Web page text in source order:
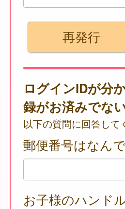
ログインIDが分
録がお済みでな
以下の質問に回答して
郵便番号はなん
お子様のハンド